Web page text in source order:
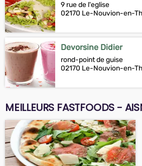
9 rue de l'eglise
02170 Le-Nouvion-en-
Devorsine Didier
rond-point de guise
02170 Le-Nouvion-en-
MEILLEURS FASTFOODS -